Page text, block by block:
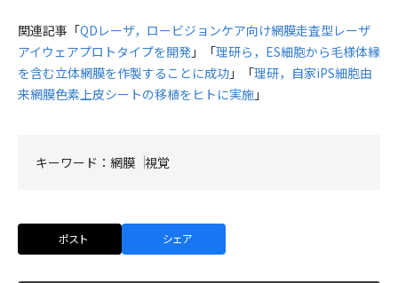
関連記事「QDレーザ，ロービジョンケア向け網膜走査型レーザ
アイウェアプロトタイプを開発 」「理研ら，ES細胞から毛様体縁
を含む立体網膜を作製することに成功 」「理研，自家iPS細胞由
来網膜色素上皮シートの移植をヒトに実施 」
キーワード： 網膜 視覚
ポスト シェア